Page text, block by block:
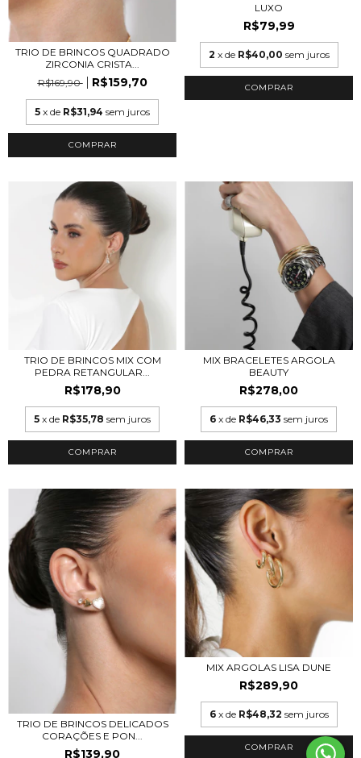
TRIO DE BRINCOS QUADRADO
ZIRCONIA CRISTA...
R$169,90
R$159,70
5 x de R$31,94 sem juros
COMPRAR
LUXO
R$79,99
2 x de R$40,00 sem juros
TRIO DE BRINCOS MIX COM
PEDRA RETANGULAR...
R$178,90
5 x de R$35,78 sem juros
COMPRAR
MIX BRACELETES ARGOLA
BEAUTY
R$278,00
6 x de R$46,33 sem juros
COMPRAR
TRIO DE BRINCOS DELICADOS
CORAÇÕES E PON...
R$139,90
MIX ARGOLAS LISA DUNE
R$289,90
6 x de R$48,32 sem juros
COMPRAR